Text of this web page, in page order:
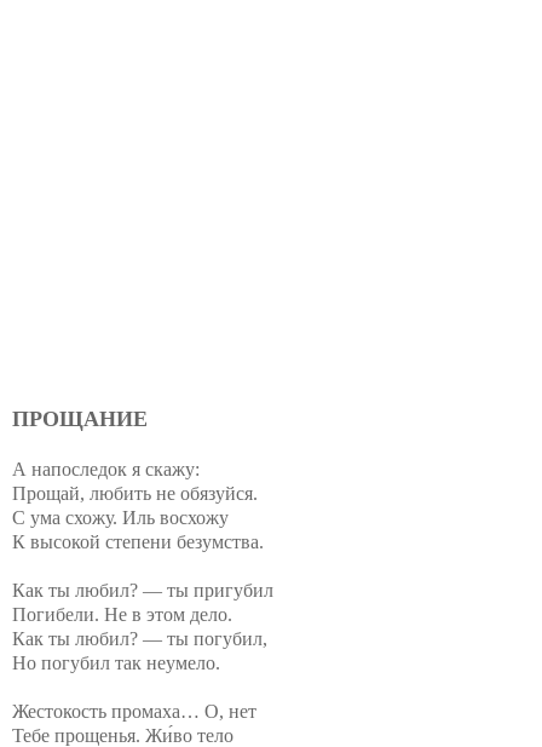
ПРОЩАНИЕ
А напоследок я скажу:
Прощай, любить не обязуйся.
С ума схожу. Иль восхожу
К высокой степени безумства.
Как ты любил? — ты пригубил
Погибели. Не в этом дело.
Как ты любил? — ты погубил,
Но погубил так неумело.
Жестокость промаха… О, нет
Тебе прощенья. Жи́во тело